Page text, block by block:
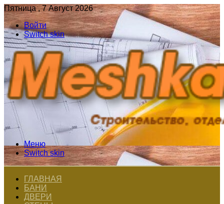
Пятница , 7 Август 2026
Войти
Switch skin
Меню
Switch skin
ГЛАВНАЯ
БАНИ
ДВЕРИ